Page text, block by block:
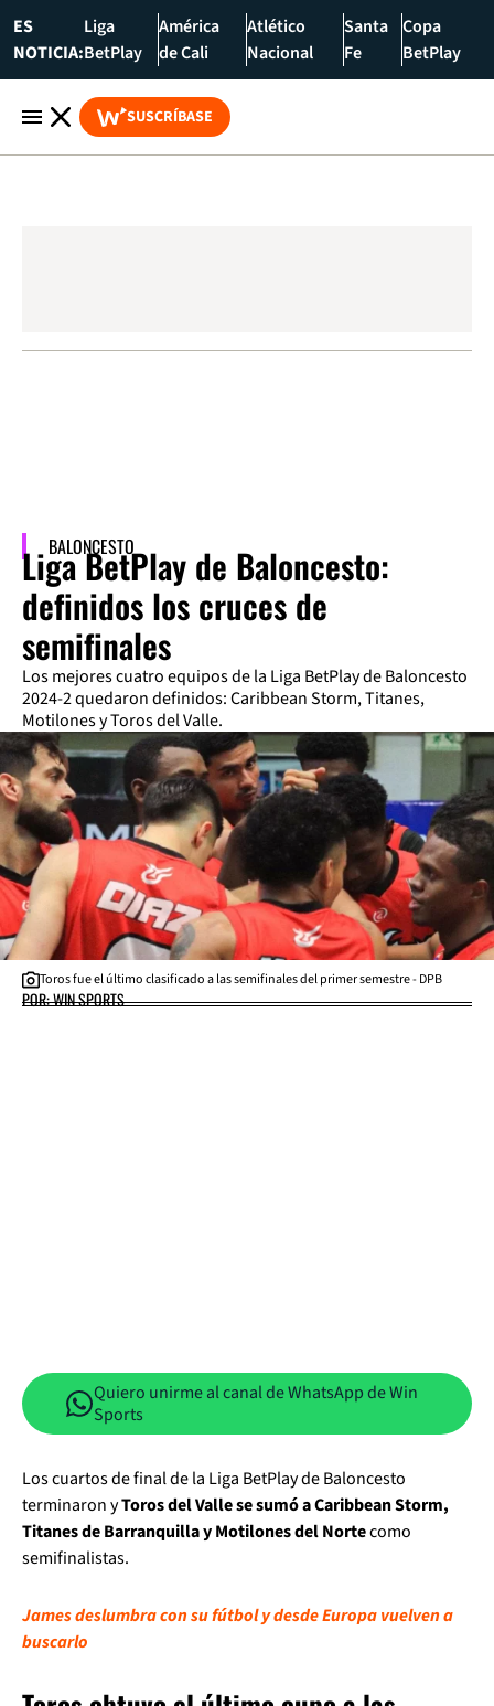
ES
NOTICIA:
Liga
BetPlay
América
de Cali
Atlético
Nacional
Santa
Fe
Copa
BetPlay
SUSCRÍBASE
BALONCESTO
Liga BetPlay de Baloncesto:
definidos los cruces de
semifinales
Los mejores cuatro equipos de la Liga BetPlay de Baloncesto
2024-2 quedaron definidos: Caribbean Storm, Titanes,
Motilones y Toros del Valle.
Toros fue el último clasificado a las semifinales del primer semestre - DPB
POR: WIN SPORTS
Quiero unirme al canal de WhatsApp de Win
Sports
Los cuartos de final de la Liga BetPlay de Baloncesto
terminaron yToros del Valle se sumó a Caribbean Storm,
Titanes de Barranquilla y Motilones del Nortecomo
semifinalistas.
James deslumbra con su fútbol y desde Europa vuelven a
buscarlo